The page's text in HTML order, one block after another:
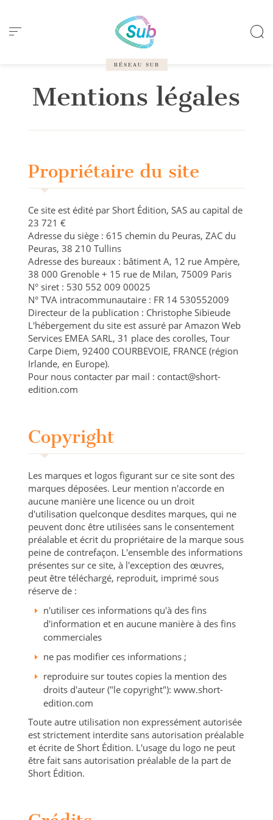
RÉSEAU SUB
Mentions légales
Propriétaire du site
Ce site est édité par Short Édition, SAS au capital de
23 721 €
Adresse du siège : 615 chemin du Peuras, ZAC du
Peuras, 38 210 Tullins
Adresse des bureaux : bâtiment A, 12 rue Ampère,
38 000 Grenoble + 15 rue de Milan, 75009 Paris
N° siret : 530 552 009 00025
N° TVA intracommunautaire : FR 14 530552009
Directeur de la publication : Christophe Sibieude
L'hébergement du site est assuré par Amazon Web
Services EMEA SARL, 31 place des corolles, Tour
Carpe Diem, 92400 COURBEVOIE, FRANCE (région
Irlande, en Europe).
Pour nous contacter par mail : contact@short-
edition.com
Copyright
Les marques et logos figurant sur ce site sont des
marques déposées. Leur mention n'accorde en
aucune manière une licence ou un droit
d'utilisation quelconque desdites marques, qui ne
peuvent donc être utilisées sans le consentement
préalable et écrit du propriétaire de la marque sous
peine de contrefaçon. L'ensemble des informations
présentes sur ce site, à l'exception des œuvres,
peut être téléchargé, reproduit, imprimé sous
réserve de :
n'utiliser ces informations qu'à des fins
d'information et en aucune manière à des fins
commerciales
ne pas modifier ces informations ;
reproduire sur toutes copies la mention des
droits d'auteur ("le copyright"): www.short-
edition.com
Toute autre utilisation non expressément autorisée
est strictement interdite sans autorisation préalable
et écrite de Short Édition. L'usage du logo ne peut
être fait sans autorisation préalable de la part de
Short Édition.